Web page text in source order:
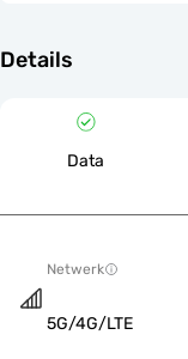
Details
Data
Netwerk
5G/4G/LTE